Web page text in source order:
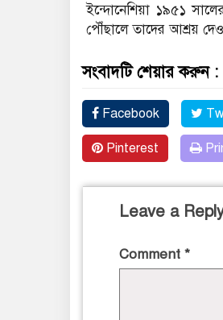
ইন্দোনেশিয়া ১৯৫১
পৌঁছালে তাদের আশ্রয়
সংবাদটি শেয়ার করুন :
Facebook
Pinterest
Leave a
Comment *